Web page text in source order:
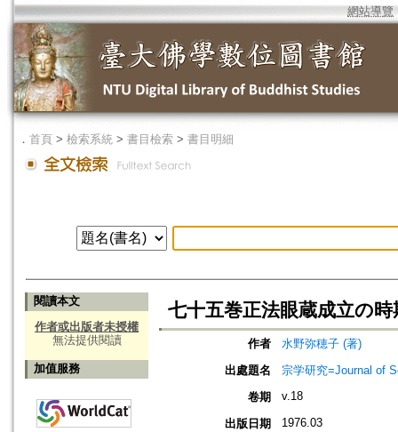
網站導覽
． 首頁 > 檢索系統 > 書目檢索 > 書目明細
閱讀本文
作者或出版者未授權
無法提供閱讀
加值服務
七十五巻正法眼蔵成立の時
作者
水野弥穂子 (著)
出處題名
宗学研究=Journal of
卷期
v.18
出版日期 1976.03